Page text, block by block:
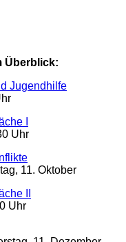
Überblick:
Jugendhilfe
I
Uhr
11. Oktober
II
Uhr